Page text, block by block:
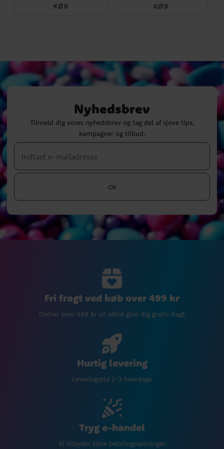
KØB KØB
Nyhedsbrev
Tilmeld dig vores nyhedsbrev og tag del af sjove tips,
kampagner og tilbud.
Ok
Fri fragt ved køb over 499 kr
Ordrer over 499 kr vil alltid give dig gratis fragt
Hurtig levering
Leveringstid 2-3 hverdage
Tryg e-handel
Vi tilbyder sikre betalingsløsninger